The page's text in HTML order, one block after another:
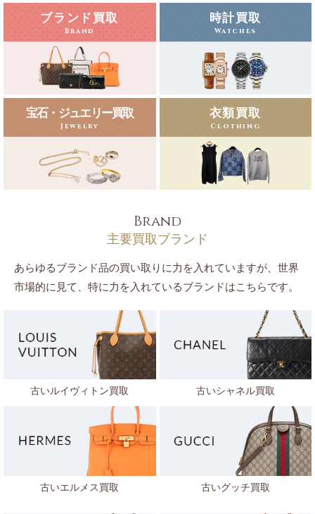
ブランド買取
Brand
時計買取
Watches
宝石・ジュエリー買取
Jewelry
衣類買取
Clothing
Brand
主要買取ブランド
あらゆるブランド品の買い取りに力を入れていますが、世界
市場的に見て、特に力を入れているブランドはこちらです。
古いルイヴィトン買取 古いシャネル買取
古いエルメス買取 古いグッチ買取